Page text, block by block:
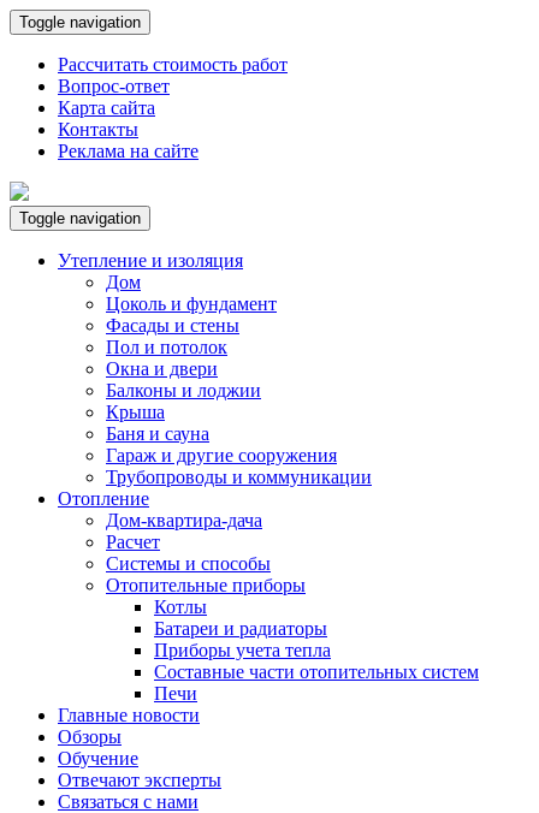
Toggle navigation
Рассчитать стоимость работ
Вопрос-ответ
Карта сайта
Контакты
Реклама на сайте
Toggle navigation
Утепление и изоляция
Дом
Цоколь и фундамент
Фасады и стены
Пол и потолок
Окна и двери
Балконы и лоджии
Крыша
Баня и сауна
Гараж и другие сооружения
Трубопроводы и коммуникации
Отопление
Дом-квартира-дача
Расчет
Системы и способы
Отопительные приборы
Котлы
Батареи и радиаторы
Приборы учета тепла
Составные части отопительных систем
Печи
Главные новости
Обзоры
Обучение
Отвечают эксперты
Связаться с нами